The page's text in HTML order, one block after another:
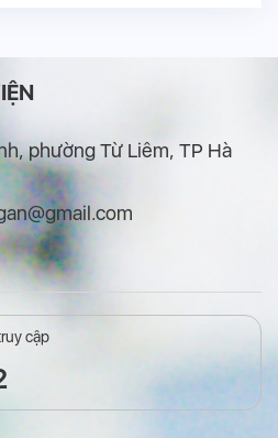
phường Từ Liêm, TP Hà
cập